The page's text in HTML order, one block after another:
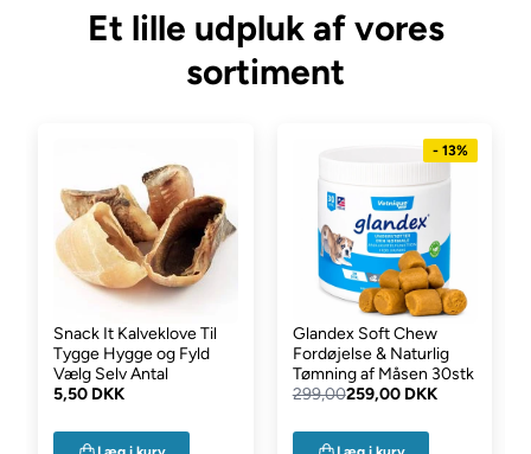
Et lille udpluk af vores
sortiment
Snack It Kalveklove Til
Tygge Hygge og Fyld
Vælg Selv Antal
5,50 DKK
- 13%
Glandex Soft Chew
Fordøjelse & Naturlig
Tømning af Måsen 30stk
299,00259,00 DKK